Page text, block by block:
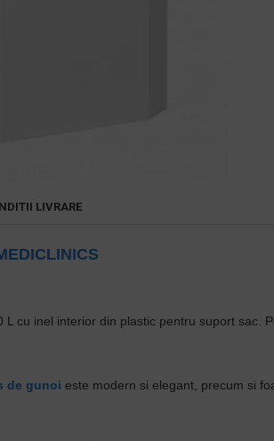
LIVRARE
L cu inel interior din plastic pentru suport
de gunoi este modern si elegant, precum si